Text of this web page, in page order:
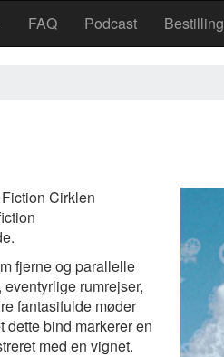
FAQ Podcast Bestilling
Cirklen
fjerne og parallelle
rumrejser,
fantasifulde møder
dette bind markerer en
med en vignet.